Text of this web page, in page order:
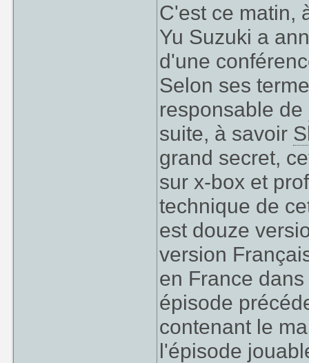
C'est ce matin,
Yu Suzuki a
d'une
Selon ses
responsable de
suite, à savoir
grand secret,
sur x-box et
technique de
est douze
version
en France
épisode
contenant le
l'épisode